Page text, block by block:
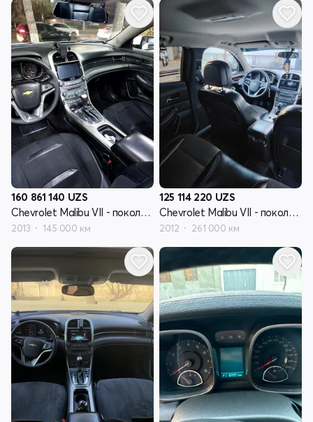
160 861 140 UZS
Chevrolet Malibu VII - поколение
2013 145 000 км
125 114 220 UZS
Chevrolet Malibu VII - поколение
2012 261 000 км